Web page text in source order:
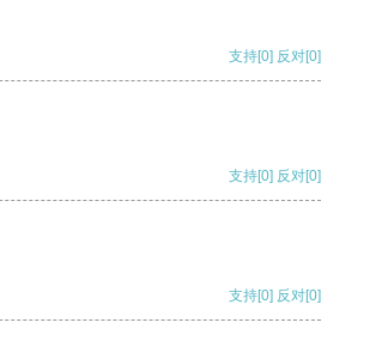
支持[0] 反对[0]
支持[0] 反对[0]
支持[0] 反对[0]